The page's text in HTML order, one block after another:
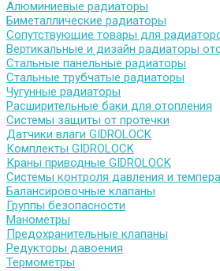
Алюминиевые радиаторы
Биметаллические радиаторы
Сопутствующие товары для
Вертикальные и дизайн радиаторы
Стальные панельные радиаторы
Стальные трубчатые радиаторы
Чугунные радиаторы
Расширительные баки для отопления
Системы защиты от протечки
Датчики влаги GIDROLOCK
Комплекты GIDROLOCK
Краны приводные GIDROLOCK
Системы контроля давления и
Балансировочные клапаны
Группы безопасности
Манометры
Предохранительные клапаны
Редукторы давоения
Термометры